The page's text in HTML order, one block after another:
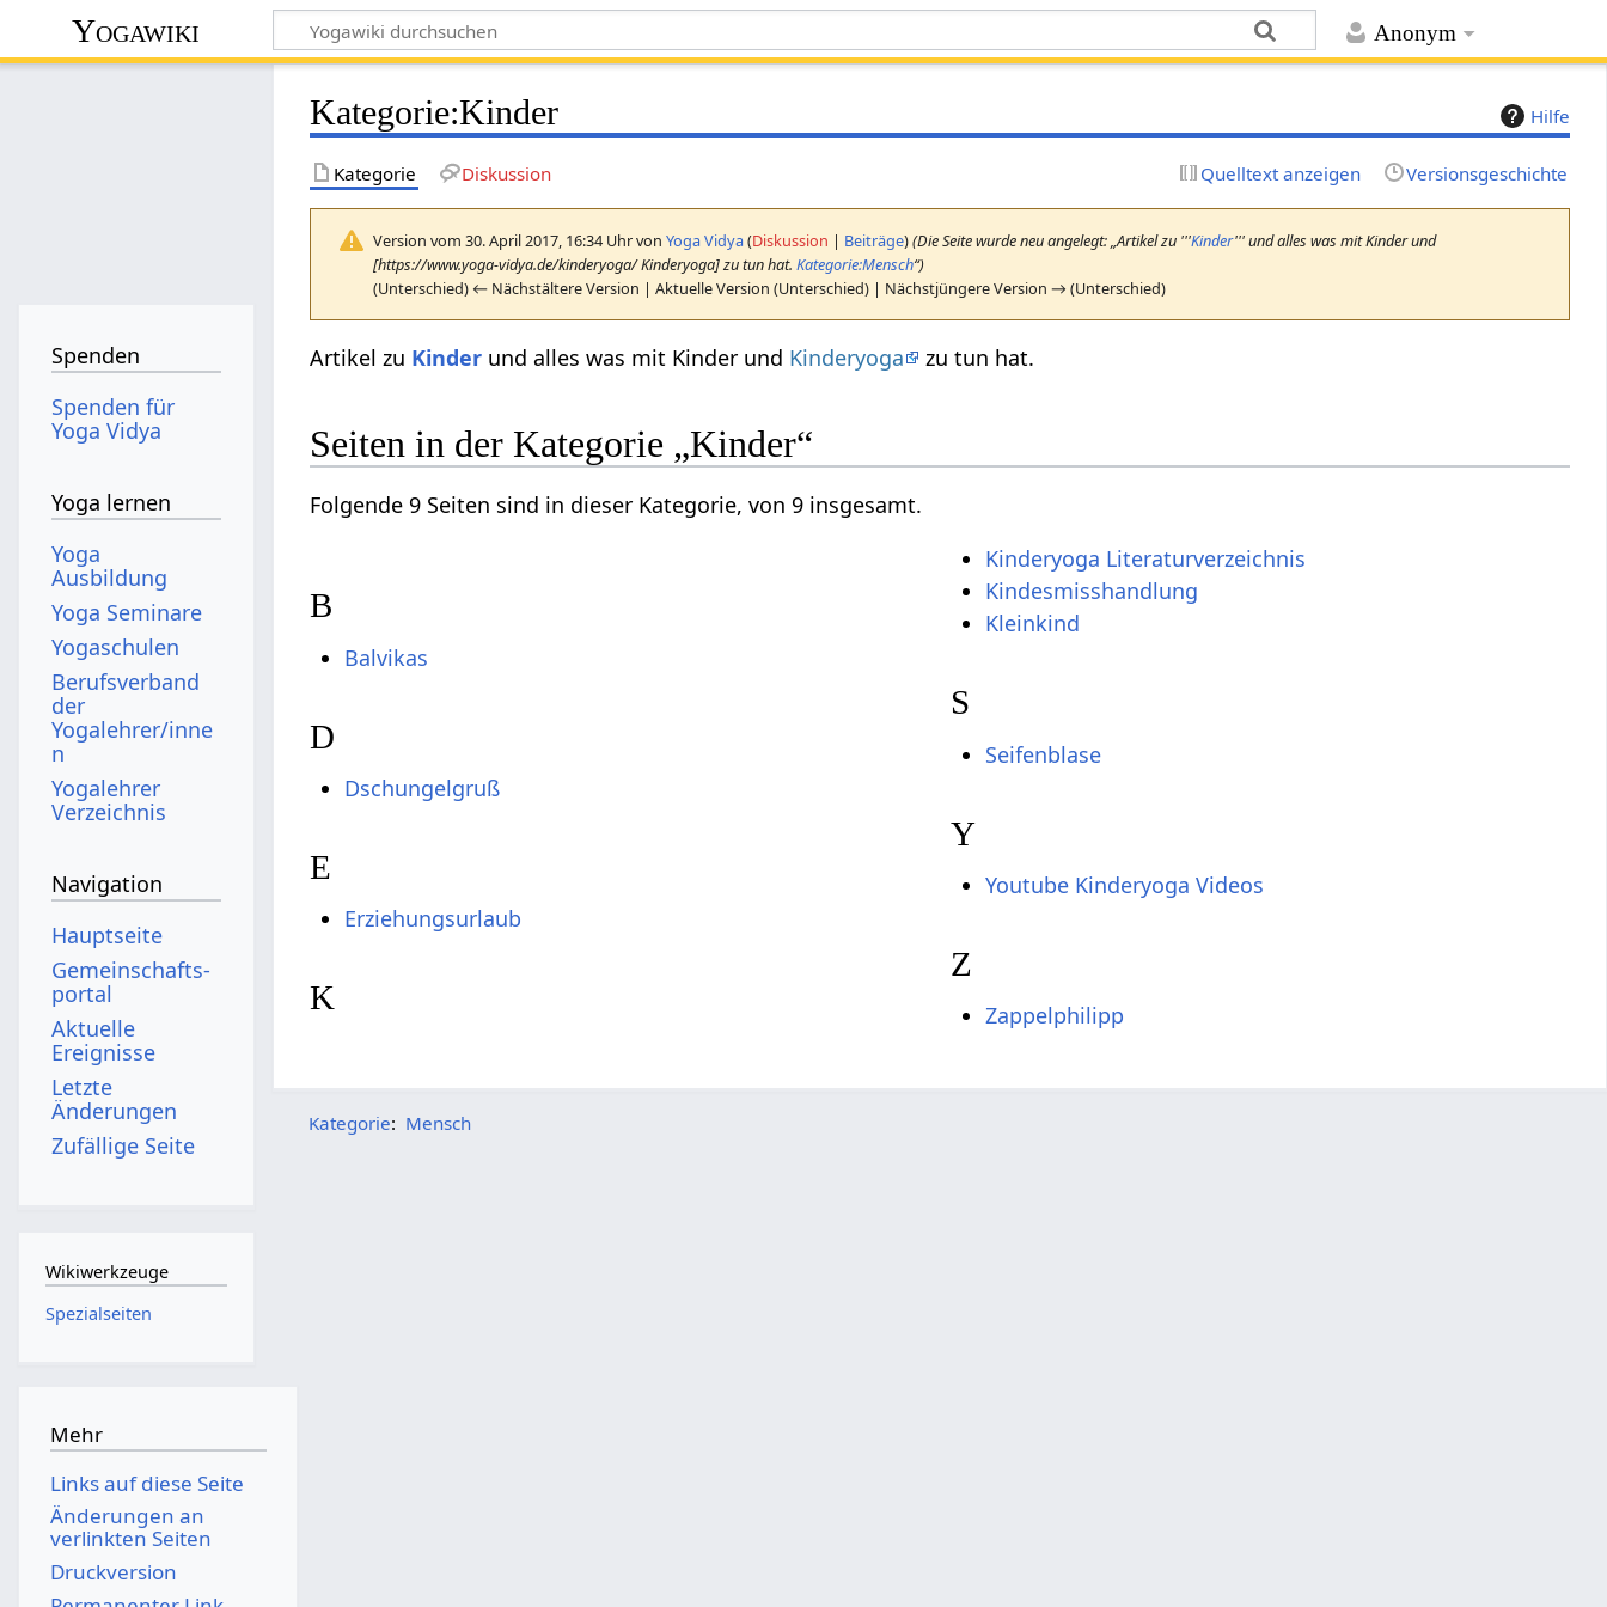
Anonym
Yogawiki
Hilfe
Kategorie:Kinder
Kategorie Diskussion Quelltext anzeigen Versionsgeschichte
Version vom 30. April 2017, 16:34 Uhr vonYoga Vidya(Diskussion | Beiträge)(Die Seite wurde neu angelegt: „Artikel zu '''Kinder''' und alles was mit Kinder und
[https://www.yoga-vidya.de/kinderyoga/ Kinderyoga] zu tun hat.Kategorie:Mensch“)
(Unterschied) ← Nächstältere Version | Aktuelle Version (Unterschied) | Nächstjüngere Version → (Unterschied)
Artikel zu Kinder und alles was mit Kinder und Kinderyoga zu tun hat.
Seiten in der Kategorie „Kinder“
Folgende 9 Seiten sind in dieser Kategorie, von 9 insgesamt.
B
Balvikas
D
Dschungelgruß
E
Erziehungsurlaub
K
Kinderyoga Literaturverzeichnis
Kindesmisshandlung
Kleinkind
S
Seifenblase
Y
Youtube Kinderyoga Videos
Z
Zappelphilipp
Kategorie: Mensch
Spenden
Spenden für
Yoga Vidya
Yoga lernen
Yoga
Ausbildung
Yoga Seminare
Yogaschulen
Berufsverband
der
Yogalehrer/inne
n
Yogalehrer
Verzeichnis
Navigation
Hauptseite
Gemeinschafts­
portal
Aktuelle
Ereignisse
Letzte
Änderungen
Zufällige Seite
Wikiwerkzeuge
Spezialseiten
Mehr
Links auf diese Seite
Änderungen an
verlinkten Seiten
Druckversion